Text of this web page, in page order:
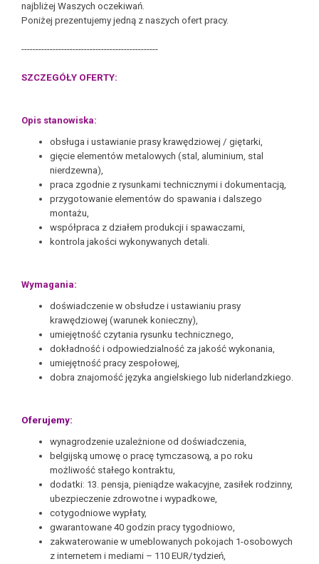
najbliżej Waszych oczekiwań.
Poniżej prezentujemy jedną z naszych ofert pracy.
------------------------------------------------
SZCZEGÓŁY OFERTY:
Opis stanowiska:
obsługa i ustawianie prasy krawędziowej / giętarki,
gięcie elementów metalowych (stal, aluminium, stal
nierdzewna),
praca zgodnie z rysunkami technicznymi i dokumentacją,
przygotowanie elementów do spawania i dalszego
montażu,
współpraca z działem produkcji i spawaczami,
kontrola jakości wykonywanych detali.
Wymagania:
doświadczenie w obsłudze i ustawianiu prasy
krawędziowej (warunek konieczny),
umiejętność czytania rysunku technicznego,
dokładność i odpowiedzialność za jakość wykonania,
umiejętność pracy zespołowej,
dobra znajomość języka angielskiego lub niderlandzkiego.
Oferujemy:
wynagrodzenie uzależnione od doświadczenia,
belgijską umowę o pracę tymczasową, a po roku
możliwość stałego kontraktu,
dodatki: 13. pensja, pieniądze wakacyjne, zasiłek rodzinny,
ubezpieczenie zdrowotne i wypadkowe,
cotygodniowe wypłaty,
gwarantowane 40 godzin pracy tygodniowo,
zakwaterowanie w umeblowanych pokojach 1-osobowych
z internetem i mediami – 110 EUR/tydzień,